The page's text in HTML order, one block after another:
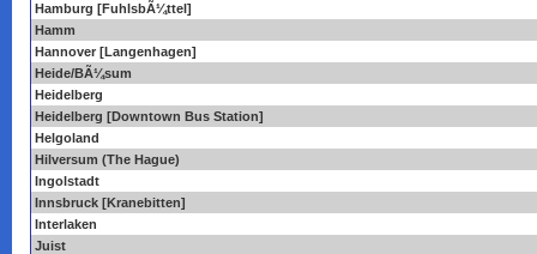
Hamburg [FuhlsbÃ¼ttel]
Hamm
Hannover [Langenhagen]
Heide/BÃ¼sum
Heidelberg
Heidelberg [Downtown Bus Station]
Helgoland
Hilversum (The Hague)
Ingolstadt
Innsbruck [Kranebitten]
Interlaken
Juist